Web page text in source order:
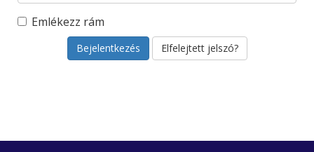
Emlékezz rám
Elfelejtett jelszó?